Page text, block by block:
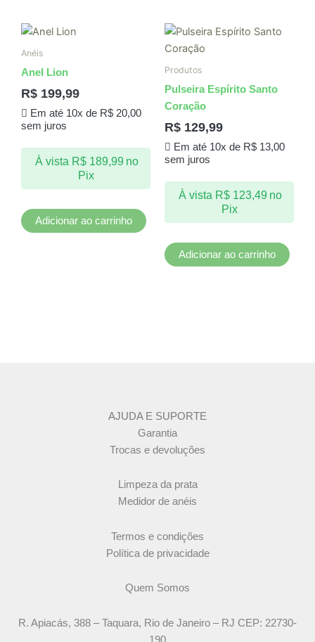
Anéis
Anel Lion
R$ 199,99
Em até 10x de R$20,00
sem juros
À vista R$189,99 no
Pix
Adicionar ao carrinho
Produtos
Pulseira Espírito Santo
Coração
R$ 129,99
Em até 10x de R$13,00
sem juros
À vista R$123,49 no
Pix
Adicionar ao carrinho
AJUDA E SUPORTE
Garantia
Trocas e devoluções
Limpeza da prata
Medidor de anéis
Termos e condições
Política de privacidade
Quem Somos
R. Apiacás, 388 – Taquara, Rio de Janeiro – RJ CEP: 22730-